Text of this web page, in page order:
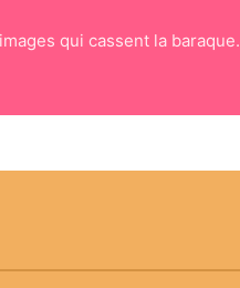
qui cassent la baraque.